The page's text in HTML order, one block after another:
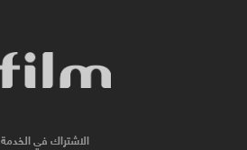
الاشتراك في الخدمة